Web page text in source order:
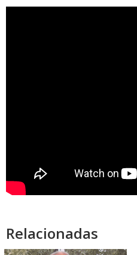
Relacionadas